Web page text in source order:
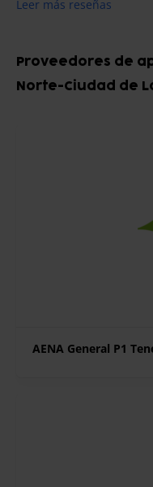
Leer más reseñas
Proveedores de
Norte-Ciudad de
AENA General P1